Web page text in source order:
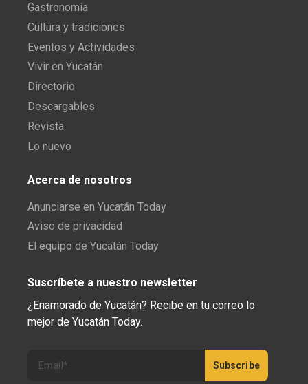
Gastronomía
Cultura y tradiciones
Eventos y Actividades
Vivir en Yucatán
Directorio
Descargables
Revista
Lo nuevo
Acerca de nosotros
Anunciarse en Yucatán Today
Aviso de privacidad
El equipo de Yucatán Today
Suscríbete a nuestro newsletter
¿Enamorado de Yucatán? Recibe en tu correo lo
mejor de Yucatán Today.